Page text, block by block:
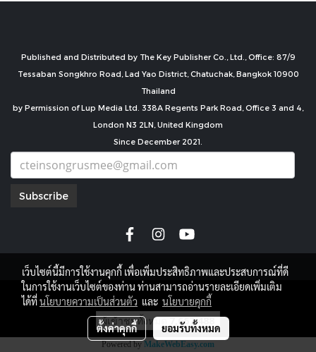
Published and Distributed by The Key Publisher Co., Ltd., Office: 87/9
Tessaban Songkhro Road, Lad Yao District, Chatuchak, Bangkok 10900
Thailand
by Permission of Lup Media Ltd. 338A Regents Park Road, Office 3 and 4,
London N3 2LN, United Kingdom
Since December 2021.
Subscribe
copyright by
ผู้เข้าชมทั้งหมด7,667,488
Powered byMakeWebEasy.com
เว็บไซต์นี้มีการใช้งานคุกกี้ เพื่อเพิ่มประสิทธิภาพและประสบการณ์ที่ดี
ในการใช้งานเว็บไซต์ของท่าน ท่านสามารถอ่านรายละเอียดเพิ่มเติม
ได้ที่นโยบายความเป็นส่วนตัว และ นโยบายคุกกี้
ตั้งค่าคุกกี้ ยอมรับทั้งหมด